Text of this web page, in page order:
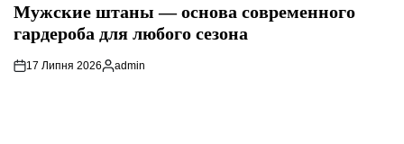
Мужские штаны — основа современного
гардероба для любого сезона
17 Липня 2026
Опубліковано
admin